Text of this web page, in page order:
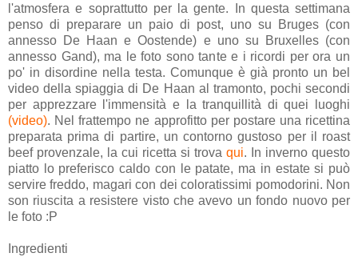
l'atmosfera e soprattutto per la gente. In questa settimana
penso di preparare un paio di post, uno su Bruges (con
annesso De Haan e Oostende) e uno su Bruxelles (con
annesso Gand), ma le foto sono tante e i ricordi per ora un
po' in disordine nella testa. Comunque è già pronto un bel
video della spiaggia di De Haan al tramonto, pochi secondi
per apprezzare l'immensità e la tranquillità di quei luoghi
(video). Nel frattempo ne approfitto per postare una ricettina
preparata prima di partire, un contorno gustoso per il roast
beef provenzale, la cui ricetta si trova qui. In inverno questo
piatto lo preferisco caldo con le patate, ma in estate si può
servire freddo, magari con dei coloratissimi pomodorini. Non
son riuscita a resistere visto che avevo un fondo nuovo per
le foto :P
Ingredienti